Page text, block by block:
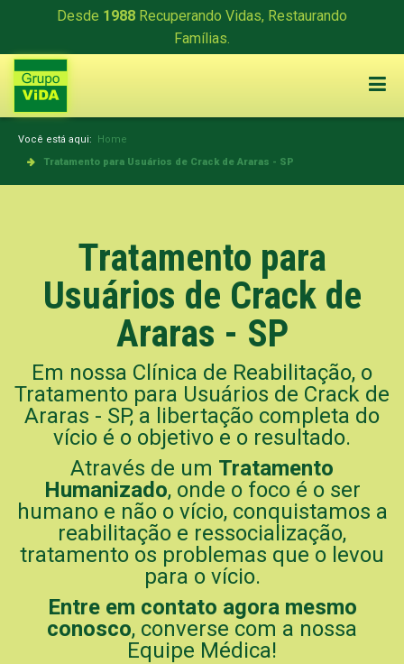
Desde 1988 Recuperando Vidas, Restaurando
Famílias.
Você está aqui: Home
Tratamento para Usuários de Crack de Araras - SP
Tratamento para
Usuários de Crack de
Araras - SP
Em nossa Clínica de Reabilitação, o
Tratamento para Usuários de Crack de
Araras - SP, a libertação completa do
vício é o objetivo e o resultado.
Através de um Tratamento
Humanizado, onde o foco é o ser
humano e não o vício, conquistamos a
reabilitação e ressocialização,
tratamento os problemas que o levou
para o vício.
Entre em contato agora mesmo
conosco, converse com a nossa
Equipe Médica!